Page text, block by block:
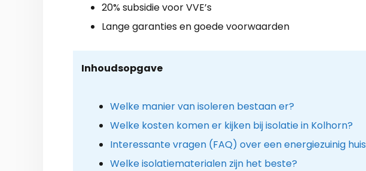
20% subsidie voor VVE’s
Lange garanties en goede voorwaarden
Inhoudsopgave
Welke manier van isoleren bestaan er?
Welke kosten komen er kijken bij isolatie in Kolhorn?
Interessante vragen (FAQ) over een energiezuinig huis
Welke isolatiematerialen zijn het beste?